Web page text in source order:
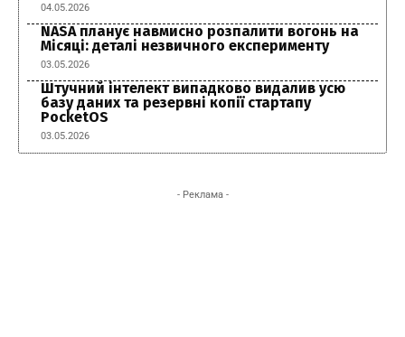
04.05.2026
NASA планує навмисно розпалити вогонь на
Місяці: деталі незвичного експерименту
03.05.2026
Штучний інтелект випадково видалив усю
базу даних та резервні копії стартапу
PocketOS
03.05.2026
- Реклама -